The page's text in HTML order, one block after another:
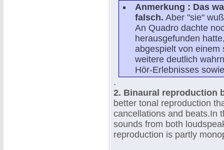
Anmerkung : Das
falsch. Aber "sie"
An Quadro dachte
herausgefunden
abgespielt von einem
weitere deutlich
Hör-Erlebnisses
.
2. Binaural reproduction
better tonal reproduction
cancellations and beats.In
sounds from both
reproduction is partly